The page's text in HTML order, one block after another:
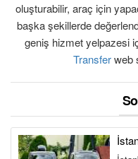
oluşturabilir, araç için
başka şekillerde
geniş hizmet yelpazesi
Transferweb